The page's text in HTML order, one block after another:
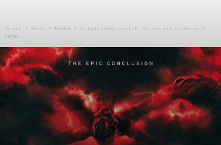
Accueil Séries Netflix
Stranger Things saison 5 : Les fans sous le choc après
cette...